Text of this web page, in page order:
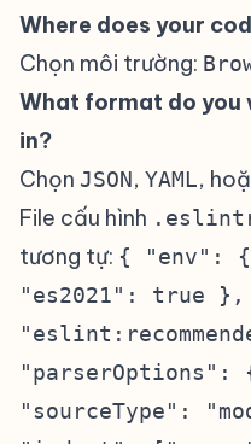
Where does your
Chọn môi trường:
What format do you
in?
Chọn JSON, YAML,
File cấu hình
tương tự: { "env": {
"es2021": true
"parserOptions":
"sourceType":